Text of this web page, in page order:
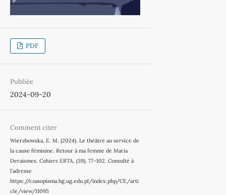
PDF
Publiée
2024-09-20
Comment citer
Wierzbowska, E. M. (2024). Le théâtre au service de
la cause féminine. Retour à ma femme de Maria
Deraismes. Cahiers ERTA, (39), 77–102. Consulté à
l’adresse
https://czasopisma.bg.ug.edu.pl/index.php/CE/arti
cle/view/11095